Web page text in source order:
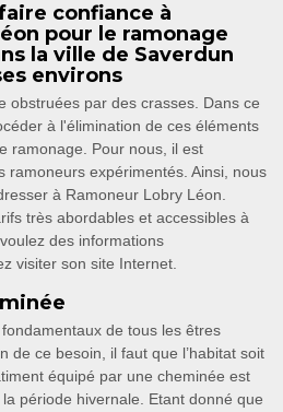
confiance à
pour le ramonage
la ville de Saverdun
environs
obstruées par des crasses. Dans ce
à l'élimination de ces éléments
ramonage. Pour nous, il est
ramoneurs expérimentés. Ainsi, nous
à Ramoneur Lobry Léon.
très abordables et accessibles à
des informations
visiter son site Internet.
de tous les êtres
de ce besoin, il faut que l’habitat soit
équipé par une cheminée est
période hivernale. Etant donné que